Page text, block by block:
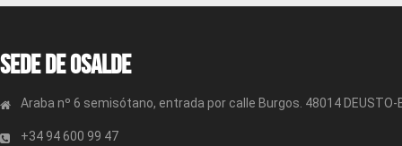
Sede de OSALDE
Araba nº 6 semisótano, entrada por calle Burgos. 48014 DEUSTO-
+34 94 600 99 47